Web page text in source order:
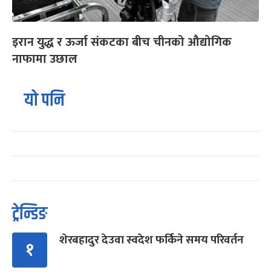
इरान युद्ध र ऊर्जा संकटका बीच चीनको औद्योगिक
नाफामा उछाल
यो पनि
ट्रेन्डिङ
१ शेरबहादुर देउवा स्वदेश फर्किने समय परिवर्तन